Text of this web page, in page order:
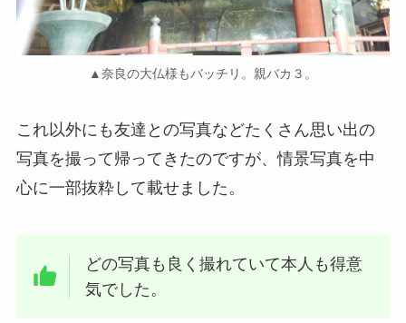
▲奈良の大仏様もバッチリ。親バカ３。
これ以外にも友達との写真などたくさん思い出の
写真を撮って帰ってきたのですが、情景写真を中
心に一部抜粋して載せました。
どの写真も良く撮れていて本人も得意
気でした。